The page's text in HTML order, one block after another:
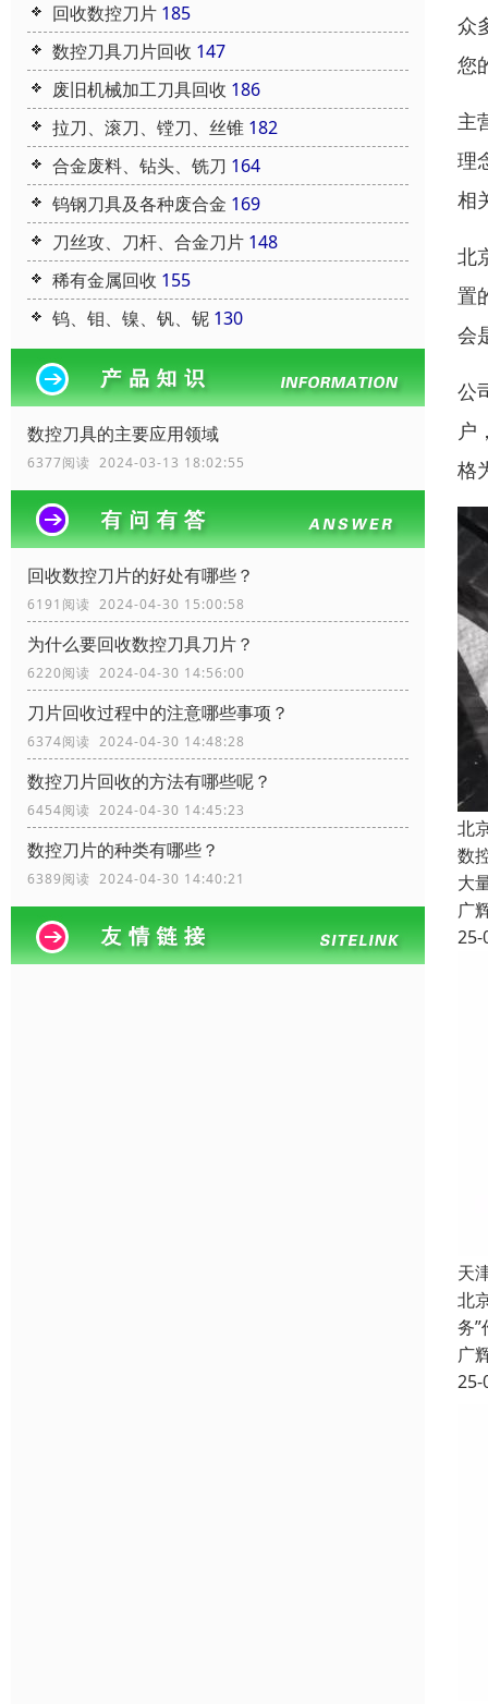
回收数控刀片 185
数控刀具刀片回收 147
废旧机械加工刀具回收 186
拉刀、滚刀、镗刀、丝锥 182
合金废料、钻头、铣刀 164
钨钢刀具及各种废合金 169
刀丝攻、刀杆、合金刀片 148
稀有金属回收 155
钨、钼、镍、钒、铌 130
数控刀具的主要应用领域
6377阅读 2024-03-13 18:02:55
回收数控刀片的好处有哪些？
6191阅读 2024-04-30 15:00:58
为什么要回收数控刀具刀片？
6220阅读 2024-04-30 14:56:00
刀片回收过程中的注意哪些事项？
6374阅读 2024-04-30 14:48:28
数控刀片回收的方法有哪些呢？
6454阅读 2024-04-30 14:45:23
数控刀片的种类有哪些？
6389阅读 2024-04-30 14:40:21
众
您
主
理
相
北
置
会
公
户
格
北
数
大
广
25-
天
北
务
广
25-